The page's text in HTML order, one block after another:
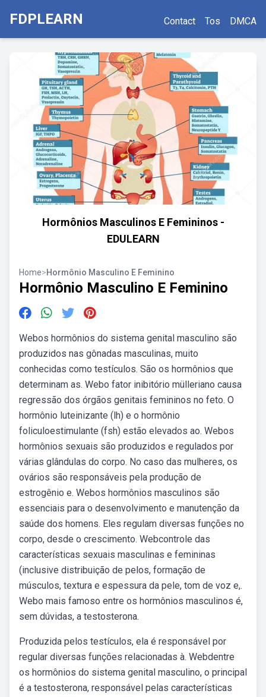
FDPLEARN Contact Tos DMCA
Hormônios Masculinos E Femininos -
EDULEARN
Home>Hormônio Masculino E Feminino
Hormônio Masculino E Feminino
Webos hormônios do sistema genital masculino são
produzidos nas gônadas masculinas, muito
conhecidas como testículos. São os hormônios que
determinam as. Webo fator inibitório mülleriano causa
regressão dos órgãos genitais femininos no feto. O
hormônio luteinizante (lh) e o hormônio
foliculoestimulante (fsh) estão elevados ao. Webos
hormônios sexuais são produzidos e regulados por
várias glândulas do corpo. No caso das mulheres, os
ovários são responsáveis pela produção de
estrogênio e. Webos hormônios masculinos são
essenciais para o desenvolvimento e manutenção da
saúde dos homens. Eles regulam diversas funções no
corpo, desde o crescimento. Webcontrole das
características sexuais masculinas e femininas
(inclusive distribuição de pelos, formação de
músculos, textura e espessura da pele, tom de voz e,.
Webo mais famoso entre os hormônios masculinos é,
sem dúvidas, a testosterona.
Produzida pelos testículos, ela é responsável por
regular diversas funções relacionadas à. Webdentre
os hormônios do sistema genital masculino, o principal
é a testosterona, responsável pelas características